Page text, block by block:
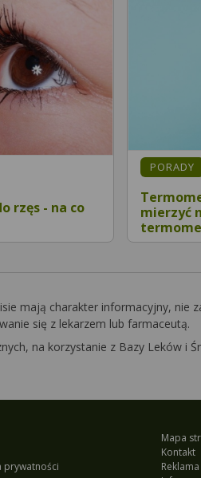
rzęs - na co
PORADY
mierzyć
mają charakter informacyjny, nie
się z lekarzem lub farmaceutą.
na korzystanie z Bazy Leków i
prywatności
Mapa
Kontakt
Reklama